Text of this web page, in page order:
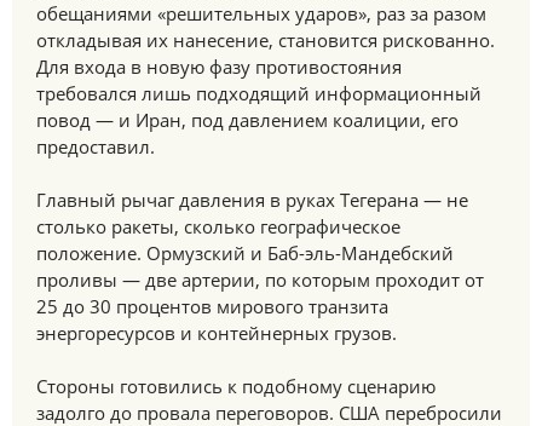
обещаниями «решительных ударов», раз за разом
откладывая их нанесение, становится рискованно.
Для входа в новую фазу противостояния
требовался лишь подходящий информационный
повод — и Иран, под давлением коалиции, его
предоставил.
Главный рычаг давления в руках Тегерана — не
столько ракеты, сколько географическое
положение. Ормузский и Баб-эль-Мандебский
проливы — две артерии, по которым проходит от
25 до 30 процентов мирового транзита
энергоресурсов и контейнерных грузов.
Стороны готовились к подобному сценарию
задолго до провала переговоров. США перебросили